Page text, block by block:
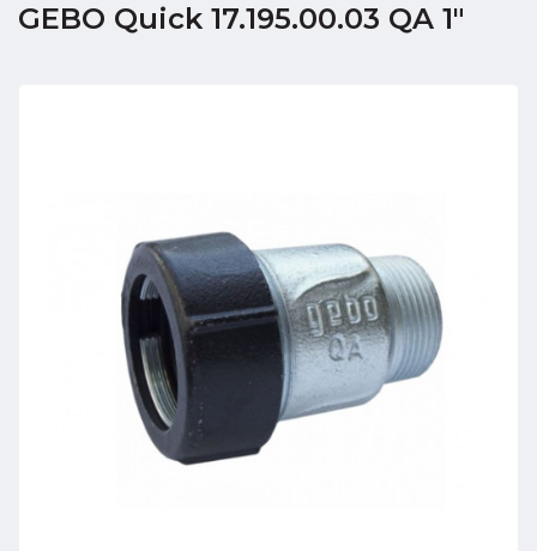
GEBO Quick 17.195.00.03 QA 1"